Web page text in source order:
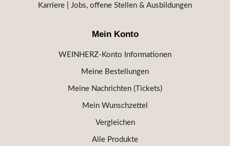
Karriere | Jobs, offene Stellen & Ausbildungen
Mein Konto
WEINHERZ-Konto Informationen
Meine Bestellungen
Meine Nachrichten (Tickets)
Mein Wunschzettel
Vergleichen
Alle Produkte